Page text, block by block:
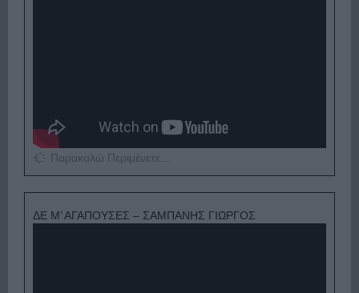
Παρακαλώ Περιμένετε...
ΔΕ Μ’ ΑΓΑΠΟΥΣΕΣ – ΣΑΜΠΑΝΗΣ ΓΙΩΡΓΟΣ